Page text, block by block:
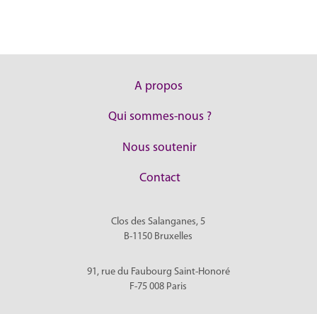
A propos
Qui sommes-nous ?
Nous soutenir
Contact
Clos des Salanganes, 5
B-1150 Bruxelles
91, rue du Faubourg Saint-Honoré
F-75 008 Paris